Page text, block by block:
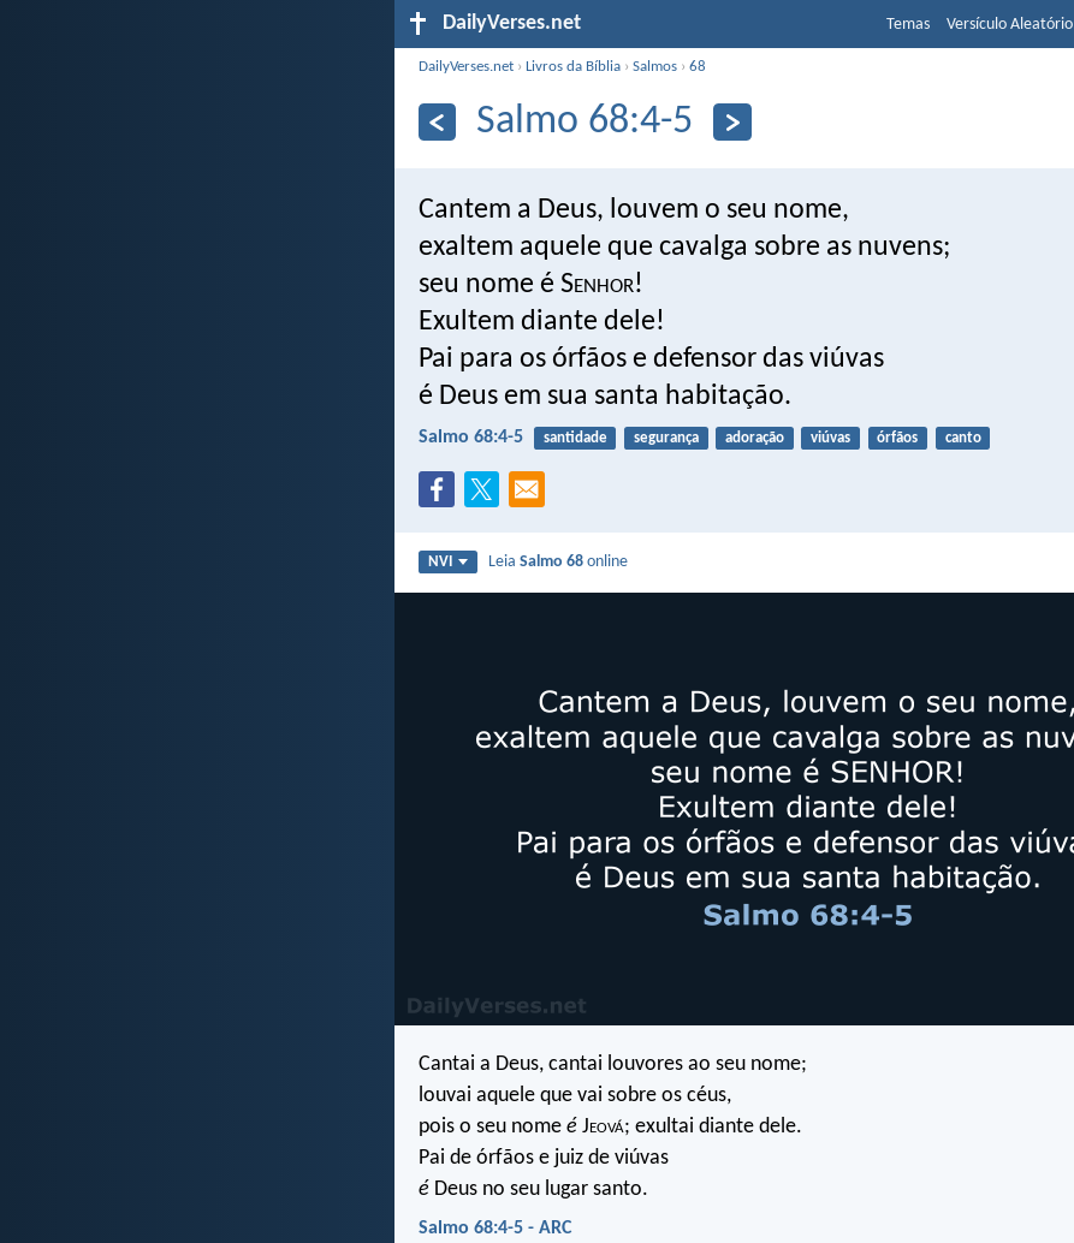
DailyVerses.net Temas Versículo Aleatório
DailyVerses.net ›Livros da Bíblia ›Salmos ›68
Salmo 68:4-5
Cantem a Deus, louvem o seu nome,
exaltem aquele que cavalga sobre as nuvens;
seu nome é Senhor!
Exultem diante dele!
Pai para os órfãos e defensor das viúvas
é Deus em sua santa habitação.
Salmo 68:4-5 santidade segurança adoração viúvas órfãos canto
NVI LeiaSalmo 68 online
Cantai a Deus, cantai louvores ao seu nome;
louvai aquele que vai sobre os céus,
pois o seu nome é Jeová; exultai diante dele.
Pai de órfãos e juiz de viúvas
é Deus no seu lugar santo.
Salmo 68:4-5 - ARC